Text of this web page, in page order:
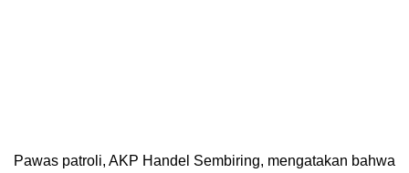
Pawas patroli, AKP Handel Sembiring, mengatakan bahwa